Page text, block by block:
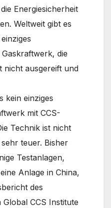
Energiesicherheit
Weltweit gibt es
die
nicht ausgereift und
kein einziges
mit CCS-
Technik ist nicht
teuer. Bisher
Testanlagen,
Anlage in China,
des
CCS Institute